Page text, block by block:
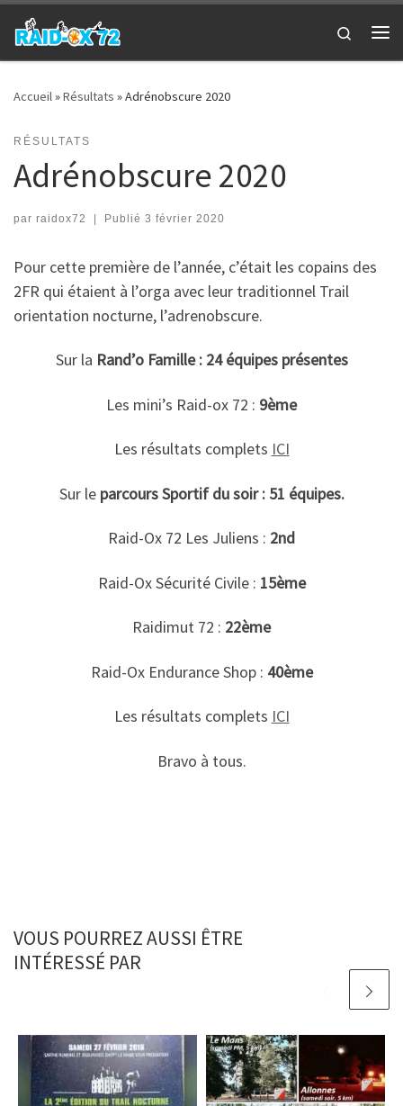
Passer au contenu
Search
Accueil»Résultats »Adrénobscure 2020
RÉSULTATS
Adrénobscure 2020
par raidox72 | Publié 3 février 2020
Pour cette première de l’année, c’était les copains des
2FR qui étaient à l’orga avec leur traditionnel Trail
orientation nocturne, l’adrenobscure.
Sur la Rand’o Famille : 24 équipes présentes
Les mini’s Raid-ox 72 : 9ème
Les résultats complets ICI
Sur le parcours Sportif du soir : 51 équipes.
Raid-Ox 72 Les Juliens : 2nd
Raid-Ox Sécurité Civile : 15ème
Raidimut 72 : 22ème
Raid-Ox Endurance Shop : 40ème
Les résultats complets ICI
Bravo à tous.
VOUS POURREZ AUSSI ÊTRE
INTÉRESSÉ PAR